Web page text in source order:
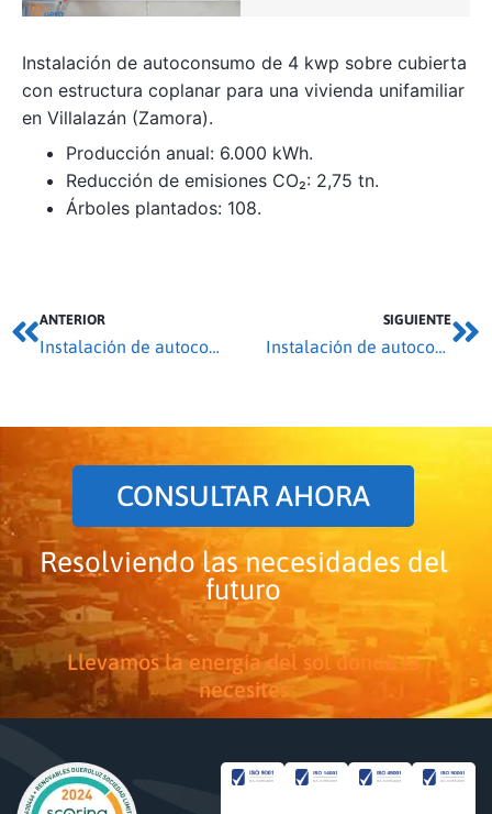
Instalación de autoconsumo de 4 kwp sobre cubierta
con estructura coplanar para una vivienda unifamiliar
en Villalazán (Zamora).
Producción anual: 6.000 kWh.
Reducción de emisiones CO₂: 2,75 tn.
Árboles plantados: 108.
ANTERIOR SIGUIENTE
CONSULTAR AHORA
Resolviendo las necesidades del
futuro
Llevamos la energía del sol donde la
necesites